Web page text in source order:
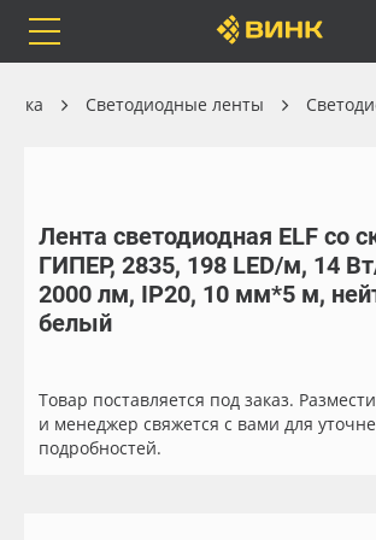
Каталог
Orafol
Доставка
Весь каталог
Рулонные материалы
Листовые материалы
Светодиодные ленты
Лента светодиодная ELF со
ГИПЕР, 2835, 198 LED/м, 14
2000 лм, IP20, 10 мм*5 м,
белый
Товар поставляется под заказ.
и менеджер свяжется с вами для
подробностей.